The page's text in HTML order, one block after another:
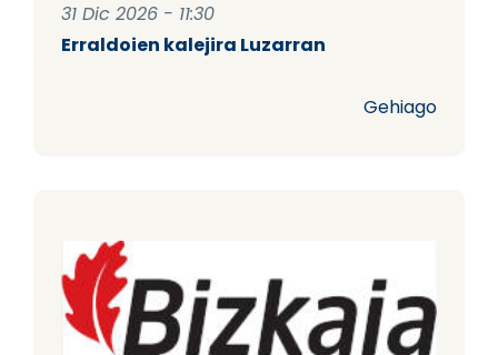
31 Dic 2026 - 11:30
Erraldoien kalejira Luzarran
Gehiago